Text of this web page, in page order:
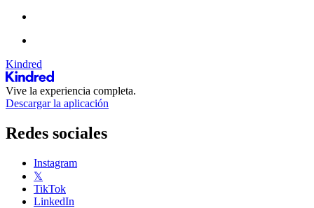
Kindred
Vive la experiencia completa.
Descargar la aplicación
Redes sociales
Instagram
𝕏
TikTok
LinkedIn